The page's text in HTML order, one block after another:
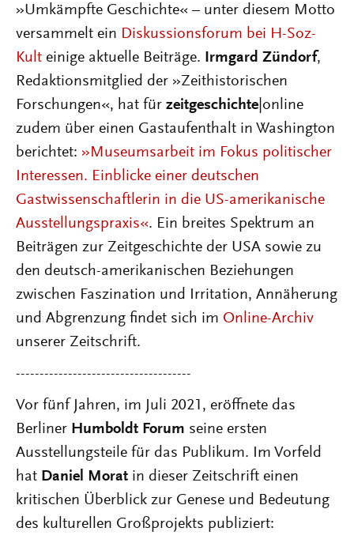
»Umkämpfte Geschichte« – unter diesem Motto
versammelt ein Diskussionsforum bei H-Soz-
Kult einige aktuelle Beiträge. Irmgard Zündorf,
Redaktionsmitglied der »Zeithistorischen
Forschungen«, hat für zeitgeschichte |online
zudem über einen Gastaufenthalt in Washington
berichtet: »Museumsarbeit im Fokus politischer
Interessen. Einblicke einer deutschen
Gastwissenschaftlerin in die US-amerikanische
Ausstellungspraxis«. Ein breites Spektrum an
Beiträgen zur Zeitgeschichte der USA sowie zu
den deutsch-amerikanischen Beziehungen
zwischen Faszination und Irritation, Annäherung
und Abgrenzung findet sich im Online-Archiv
unserer Zeitschrift.
-------------------------------------
Vor fünf Jahren, im Juli 2021, eröffnete das
Berliner Humboldt Forum seine ersten
Ausstellungsteile für das Publikum. Im Vorfeld
hat Daniel Morat in dieser Zeitschrift einen
kritischen Überblick zur Genese und Bedeutung
des kulturellen Großprojekts publiziert: